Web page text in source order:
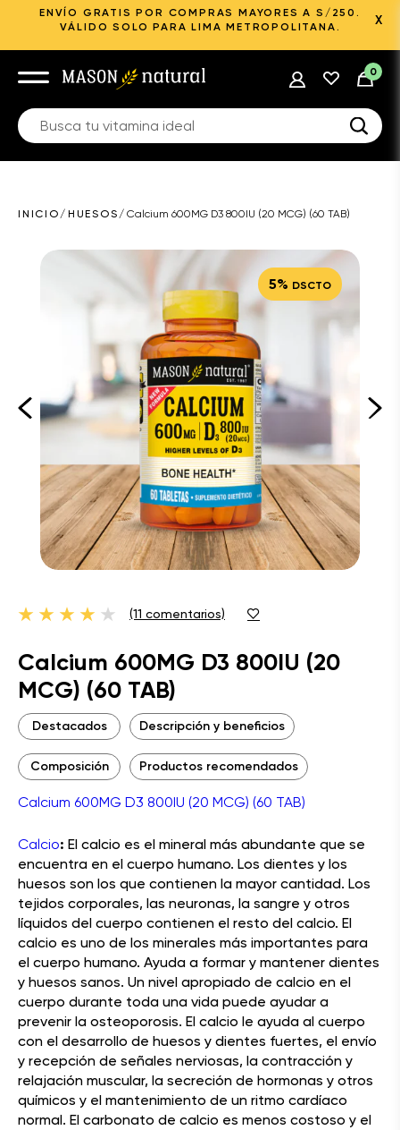
ENVÍO GRATIS POR COMPRAS MAYORES A S/250.
VÁLIDO SOLO PARA LIMA METROPOLITANA.
X
0
INICIO / HUESOS / Calcium 600MG D3 800IU (20 MCG) (60 TAB)
5% DSCTO
(11 comentarios)
Calcium 600MG D3 800IU (20
MCG) (60 TAB)
Destacados Descripción y beneficios
Composición Productos recomendados
Calcium 600MG D3 800IU (20 MCG) (60 TAB)
Calcio: El calcio es el mineral más abundante que se
encuentra en el cuerpo humano. Los dientes y los
huesos son los que contienen la mayor cantidad. Los
tejidos corporales, las neuronas, la sangre y otros
líquidos del cuerpo contienen el resto del calcio. El
calcio es uno de los minerales más importantes para
el cuerpo humano. Ayuda a formar y mantener dientes
y huesos sanos. Un nivel apropiado de calcio en el
cuerpo durante toda una vida puede ayudar a
prevenir la osteoporosis. El calcio le ayuda al cuerpo
con el desarrollo de huesos y dientes fuertes, el envío
y recepción de señales nerviosas, la contracción y
relajación muscular, la secreción de hormonas y otros
químicos y el mantenimiento de un ritmo cardíaco
normal. El carbonato de calcio es menos costoso y el